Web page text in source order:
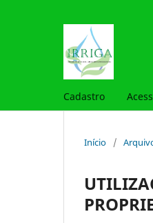
Cadastro
Início /